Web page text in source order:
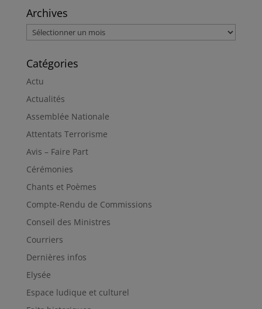
Archives
Archives
Catégories
Actu
Actualités
Assemblée Nationale
Attentats Terrorisme
Avis – Faire Part
Cérémonies
Chants et Poèmes
Compte-Rendu de Commissions
Conseil des Ministres
Courriers
Dernières infos
Elysée
Espace ludique et culturel